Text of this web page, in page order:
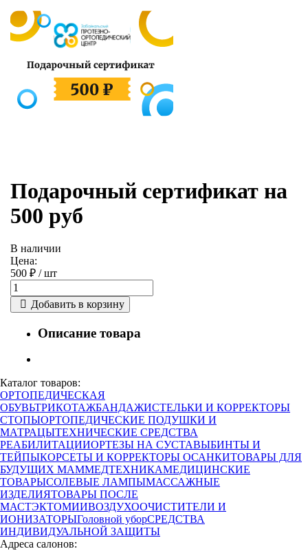
Подарочный сертификат на
500 руб
В наличии
Цена:
500 ₽ /шт
Добавить в корзину
Описание товара
Каталог товаров:
ОРТОПЕДИЧЕСКАЯ
ОБУВЬТРИКОТАЖБАНДАЖИСТЕЛЬКИ И КОРРЕКТОРЫ
СТОПЫОРТОПЕДИЧЕСКИЕ ПОДУШКИ И
МАТРАЦЫТЕХНИЧЕСКИЕ СРЕДСТВА
РЕАБИЛИТАЦИИОРТЕЗЫ НА СУСТАВЫБИНТЫ И
ТЕЙПЫКОРСЕТЫ И КОРРЕКТОРЫ ОСАНКИТОВАРЫ ДЛЯ
БУДУЩИХ МАММЕДТЕХНИКАМЕДИЦИНСКИЕ
ТОВАРЫСОЛЕВЫЕ ЛАМПЫМАССАЖНЫЕ
ИЗДЕЛИЯТОВАРЫ ПОСЛЕ
МАСТЭКТОМИИВОЗДУХООЧИСТИТЕЛИ И
ИОНИЗАТОРЫГоловной уборСРЕДСТВА
ИНДИВИДУАЛЬНОЙ ЗАЩИТЫ
Адреса салонов: